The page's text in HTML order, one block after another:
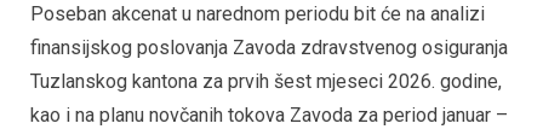
Poseban akcenat u narednom periodu bit će na analizi
finansijskog poslovanja Zavoda zdravstvenog osiguranja
Tuzlanskog kantona za prvih šest mjeseci 2026. godine,
kao i na planu novčanih tokova Zavoda za period januar –